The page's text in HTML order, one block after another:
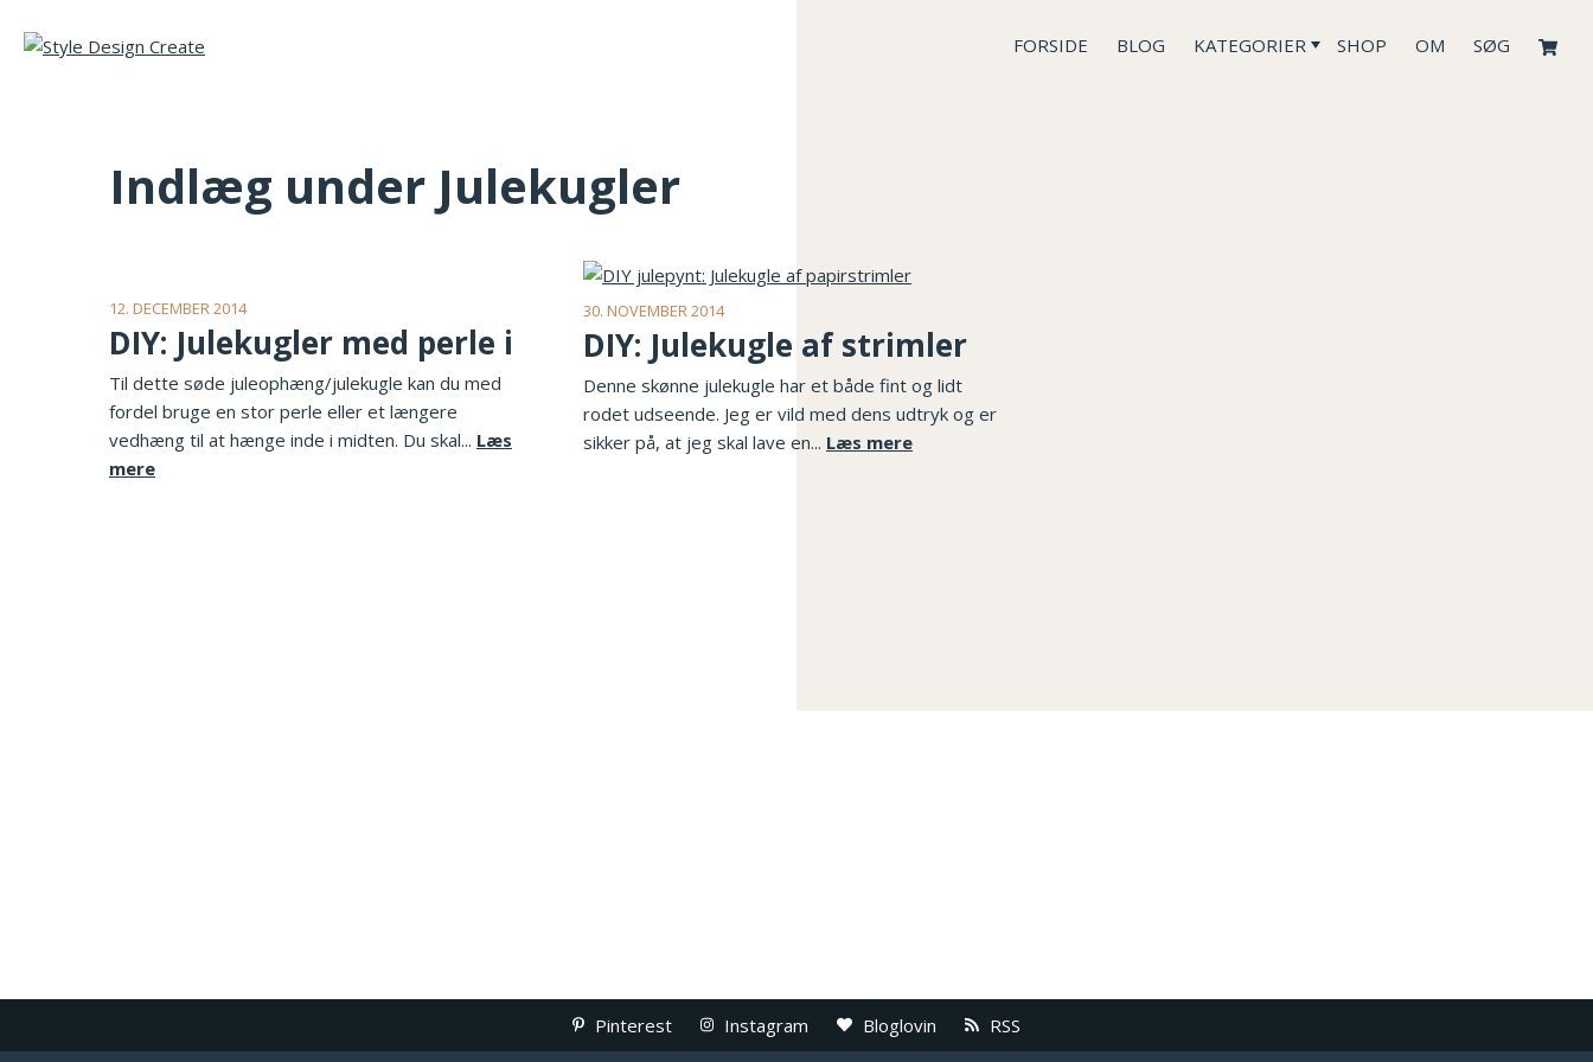
FORSIDE BLOG KATEGORIER SHOP OM SØG
Indlæg under Julekugler
12. DECEMBER 2014
DIY: Julekugler med perle i
Til dette søde juleophæng/julekugle kan du med
fordel bruge en stor perle eller et længere
vedhæng til at hænge inde i midten. Du skal... Læs
mere
30. NOVEMBER 2014
DIY: Julekugle af strimler
Denne skønne julekugle har et både fint og lidt
rodet udseende. Jeg er vild med dens udtryk og er
sikker på, at jeg skal lave en... Læs mere
Pinterest Instagram Bloglovin RSS